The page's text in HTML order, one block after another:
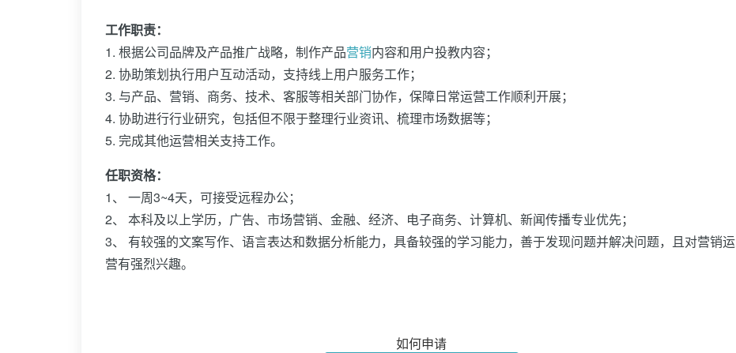
工作职责：
1. 根据公司品牌及产品推广战略，制作产品营销内容和用户投教内容；
2. 协助策划执行用户互动活动，支持线上用户服务工作；
3. 与产品、营销、商务、技术、客服等相关部门协作，保障日常运营工作顺利开展；
4. 协助进行行业研究，包括但不限于整理行业资讯、梳理市场数据等；
5. 完成其他运营相关支持工作。
任职资格：
1、 一周3~4天，可接受远程办公；
2、 本科及以上学历，广告、市场营销、金融、经济、电子商务、计算机、新闻传播专业优先；
3、 有较强的文案写作、语言表达和数据分析能力，具备较强的学习能力，善于发现问题并解决问题，且对营销运
营有强烈兴趣。
如何申请